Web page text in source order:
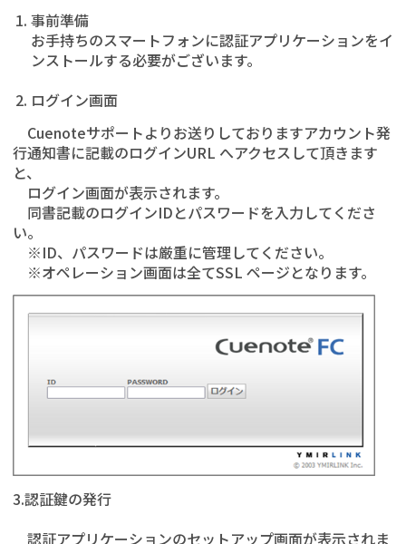
事前準備
お手持ちのスマートフォンに認証アプリケーションをイ
ンストールする必要がございます。
ログイン画面
Cuenoteサポートよりお送りしておりますアカウント発
行通知書に記載のログインURL へアクセスして頂きます
と、
ログイン画面が表示されます。
同書記載のログインIDとパスワードを入力してくださ
い。
※ID、パスワードは厳重に管理してください。
※オペレーション画面は全てSSL ページとなります。
3.認証鍵の発行
認証アプリケーションのセットアップ画面が表示されま